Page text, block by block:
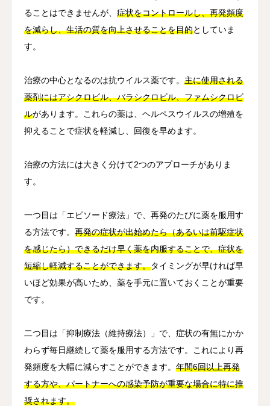
ることはできませんが、 症状をコントロールし、再発頻度
を減らし、生活の質を向上させることを目的としていま
す。
治療の中心となるのは抗ウイルス薬です。 主に使用される
薬剤にはアシクロビル、バラシクロビル、ファムシクロビ
ルがあります。これらの薬は、ヘルペスウイルスの増殖を
抑えることで症状を軽減し、回復を早めます。
治療の方法には大きく分けて2つのアプローチがありま
す。
一つ目は「エピソード療法」で、再発のたびに薬を服用す
る方法です。 再発の症状が出始めたら（あるいは前駆症状
を感じたら）できるだけ早く薬を内服することで、症状を
短縮し軽減することができます。タイミングが早ければ早
いほど効果が高いため、薬を手元に置いておくことが重要
です。
二つ目は「抑制療法（維持療法）」で、症状の有無にかか
わらず毎日継続して薬を服用する方法です。これにより再
発頻度を大幅に減らすことができます。 年間6回以上再発
する方や、パートナーへの感染予防が重要な場合に特に推
奨されます。